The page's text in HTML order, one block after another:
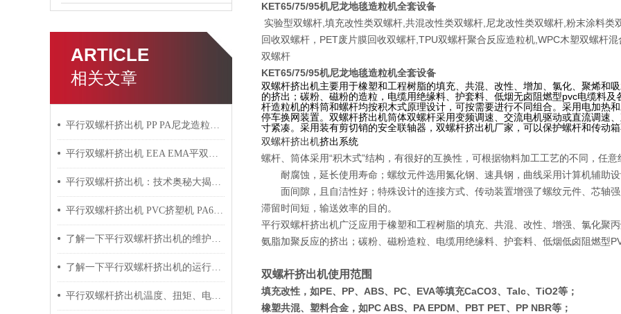
ARTICLE
相关文章
平行双螺杆挤出机 PP PA尼龙造粒机技术参数
平行双螺杆挤出机 EEA EMA平双挤出机 双螺杆挤出机技术参数
平行双螺杆挤出机：技术奥秘大揭秘！
平行双螺杆挤出机 PVC挤塑机 PA6+玻纤挤出造粒机技术参数
了解一下平行双螺杆挤出机的维护保养方法吧
了解一下平行双螺杆挤出机的运行过程吧
平行双螺杆挤出机温度、扭矩、电流控制要点
KET65/75/95机尼龙地毯造粒机全套设备
实验型双螺杆,填充改性类双螺杆,共混改性类双螺杆,尼龙改性类双螺杆,粉末涂料
回收双螺杆，PET废片膜回收双螺杆,TPU双螺杆聚合反应造粒机,WPC木塑双螺杆
双螺杆
KET65/75/95机尼龙地毯造粒机全套设备
双螺杆挤出机主要用于橡塑和工程树脂的填充、共混、改性、增加、氯化、聚烯和
的挤出；碳粉、磁粉的造粒，电缆用绝缘料、护套料、低烟无卤阻燃型pvc电缆料
杆造粒机的料筒和螺杆均按积木式原理设计，可按需要进行不同组合。采用电加热
停车换网装置。双螺杆挤出机筒体双螺杆采用变频调速、交流电机驱动或直流调速
寸紧凑。采用装有剪切销的安全联轴器，双螺杆挤出机厂家，可以保护螺杆和传动
双螺杆挤出机挤出系统
螺杆、筒体采用“积木式”结构，有很好的互换性，可根据物料加工工艺的不同，任
耐腐蚀，延长使用寿命；螺纹元件选用氮化钢、速具钢，曲线采用计算机辅助
面间隙，且自洁性好；特殊设计的连接方式、传动装置增强了螺纹元件、芯轴
滞留时间短，输送效率的目的。
平行双螺杆挤出机广泛应用于橡塑和工程树脂的填充、共混、改性、增强、氯化聚
氨脂加聚反应的挤出；碳粉、磁粉造粒、电缆用绝缘料、护套料、低烟低卤阻燃型
双螺杆挤出机使用范围
填充改性，如PE、PP、ABS、PC、EVA等填充CaCO3、Talc、TiO2等；
橡塑共混、塑料合金，如PC ABS、PA EPDM、PBT PET、PP NBR等；